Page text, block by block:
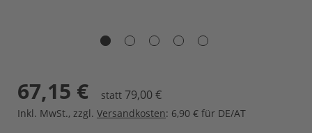
67,15 € statt 79,00 €
Inkl. MwSt., zzgl. Versandkosten: 6,90 € für DE/AT